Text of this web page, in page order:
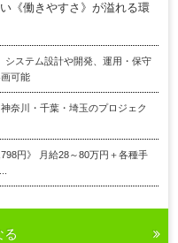
《働きやすさ》が溢れる環
システム設計や開発、運用・保守
可能
奈川・千葉・埼玉のプロジェク
円》 月給28～80万円＋各種手
る